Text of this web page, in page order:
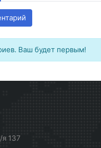
Ваш будет первым!
137